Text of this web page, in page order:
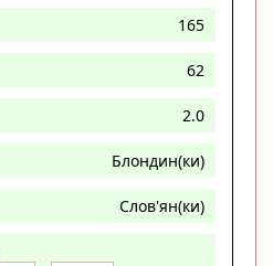
165
62
2.0
Блондин(ки)
Слов'ян(ки)